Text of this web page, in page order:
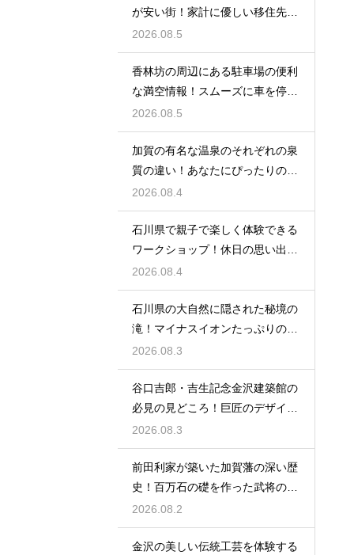
が安い街！家計に優しい移住先の
選び方
2026.08.5
香林坊の周辺にある駐車場の便利
な満空情報！スムーズに車を停め
る裏技
2026.08.5
加賀の有名な温泉のそれぞれの泉
質の違い！あなたにぴったりの名
湯を探す
2026.08.4
石川県で親子で楽しく体験できる
ワークショップ！休日の思い出作
りに最適
2026.08.4
石川県の大自然に隠された秘境の
滝！マイナスイオンたっぷりの癒
やし空間
2026.08.3
谷口吉郎・吉生記念金沢建築館の
必見の見どころ！巨匠のデザイン
の神髄
2026.08.3
前田利家が築いた加賀藩の深い歴
史！百万石の礎を作った武将の生
涯に迫る
2026.08.2
金沢の美しい伝統工芸を体験する